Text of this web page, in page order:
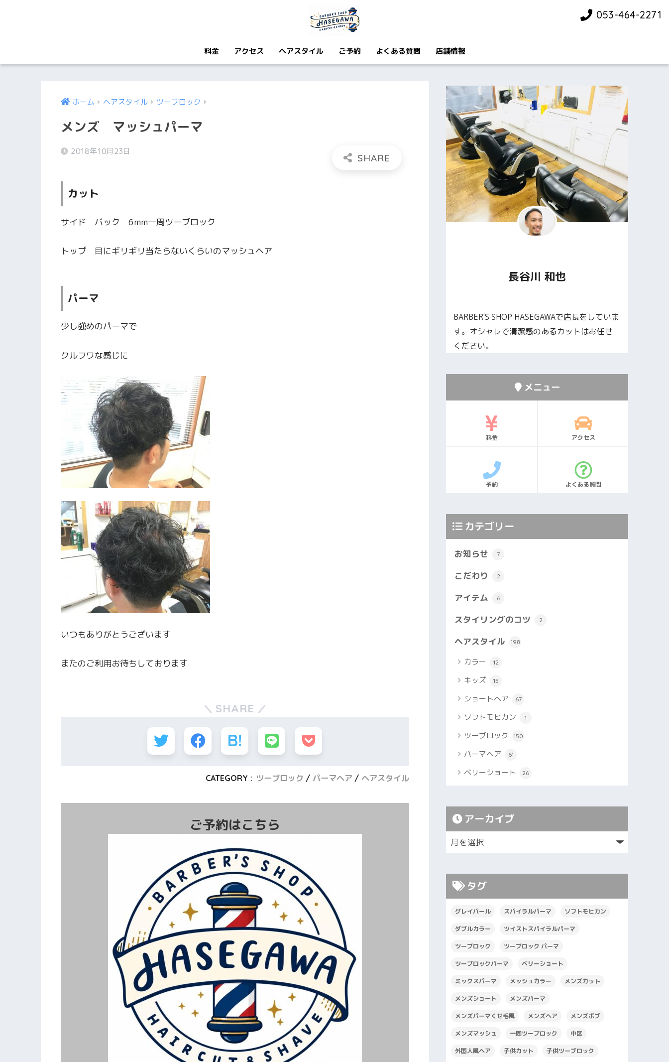
料金 アクセス ヘアスタイル ご予約 よくある質問 店舗情報
053-464-2271
ホーム ヘアスタイル ツーブロック
メンズ マッシュパーマ
2018年10月23日
カット
サイド バック 6mm一周ツーブロック
トップ 目にギリギリ当たらないくらいのマッシュヘア
パーマ
少し強めのパーマで
クルフワな感じに
いつもありがとうございます
またのご利用お待ちしております
SHARE
CATEGORY : ツーブロック パーマヘア ヘアスタイル
ご予約はこちら
長谷川 和也
BARBER'S SHOP HASEGAWAで店長をしていま
す。オシャレで清潔感のあるカットはお任せ
ください。
メニュー
料金 アクセス
予約 よくある質問
カテゴリー
お知らせ 7
こだわり 2
アイテム 6
スタイリングのコツ 2
ヘアスタイル 198
カラー 12
キッズ 15
ショートヘア 67
ソフトモヒカン 1
ツーブロック 150
パーマヘア 61
ベリーショート 26
アーカイブ
タグ
グレイパール スパイラルパーマ ソフトモヒカン
ダブルカラー ツイストスパイラルパーマ
ツーブロック ツーブロック パーマ
ツーブロックパーマ ベリーショート
ミックスパーマ メッシュカラー メンズカット
メンズショート メンズパーマ
メンズパーマくせ毛風 メンズヘア メンズボブ
メンズマッシュ 一周ツーブロック 中区
外国人風ヘア 子供カット 子供ツーブロック